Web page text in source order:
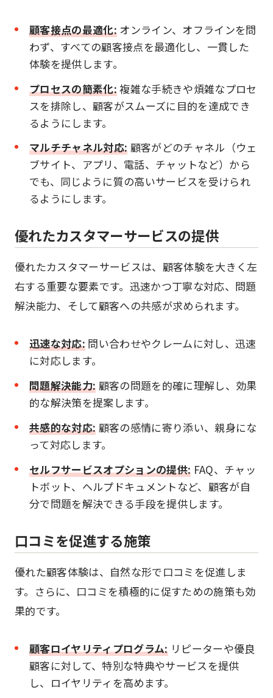
顧客接点の最適化: オンライン、オフラインを問
わず、すべての顧客接点を最適化し、一貫した
体験を提供します。
プロセスの簡素化:複雑な手続きや煩雑なプロセ
スを排除し、顧客がスムーズに目的を達成でき
るようにします。
マルチチャネル対応: 顧客がどのチャネル（ウェ
ブサイト、アプリ、電話、チャットなど）から
でも、同じように質の高いサービスを受けられ
るようにします。
優れたカスタマーサービスの提供
優れたカスタマーサービスは、顧客体験を大きく左
右する重要な要素です。迅速かつ丁寧な対応、問題
解決能力、そして顧客への共感が求められます。
迅速な対応: 問い合わせやクレームに対し、迅速
に対応します。
問題解決能力: 顧客の問題を的確に理解し、効果
的な解決策を提案します。
共感的な対応: 顧客の感情に寄り添い、親身にな
って対応します。
セルフサービスオプションの提供: FAQ、チャッ
トボット、ヘルプドキュメントなど、顧客が自
分で問題を解決できる手段を提供します。
口コミを促進する施策
優れた顧客体験は、自然な形で口コミを促進しま
す。さらに、口コミを積極的に促すための施策も効
果的です。
顧客ロイヤリティプログラム:リピーターや優良
顧客に対して、特別な特典やサービスを提供
し、ロイヤリティを高めます。